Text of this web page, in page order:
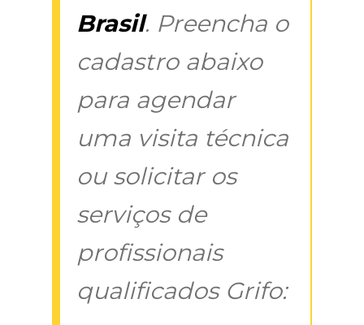
Brasil. Preencha o
cadastro abaixo
para agendar
uma visita técnica
ou solicitar os
serviços de
profissionais
qualificados Grifo: